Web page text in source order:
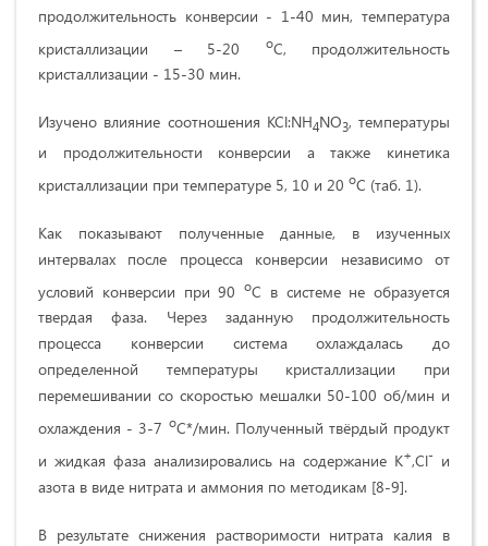
продолжительность конверсии - 1-40 мин, температура
кристаллизации – 5-20
оС, продолжительность
кристаллизации - 15-30 мин.
Изучено влияние соотношения KCl:NH4NO3, температуры
и продолжительности конверсии а также кинетика
кристаллизации при температуре 5, 10 и 20 оС (таб. 1).
Как показывают полученные данные, в изученных
интервалах после процесса конверсии независимо от
условий конверсии при 90 оС в системе не образуется
твердая фаза. Через заданную продолжительность
процесса конверсии система охлаждалась до
определенной температуры кристаллизации при
перемешивании со скоростью мешалки 50-100 об/мин и
охлаждения - 3-7 оС*/мин. Полученный твёрдый продукт
и жидкая фаза анализировались на содержание К+,Сl- и
азота в виде нитрата и аммония по методикам [8-9].
В результате снижения растворимости нитрата калия в